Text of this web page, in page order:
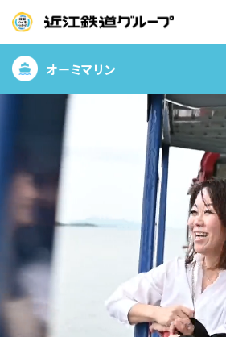
鉄道
事業一覧
観光・イベント情報
ニュースリリース
企業情
採用情報
お問
オーミマリン